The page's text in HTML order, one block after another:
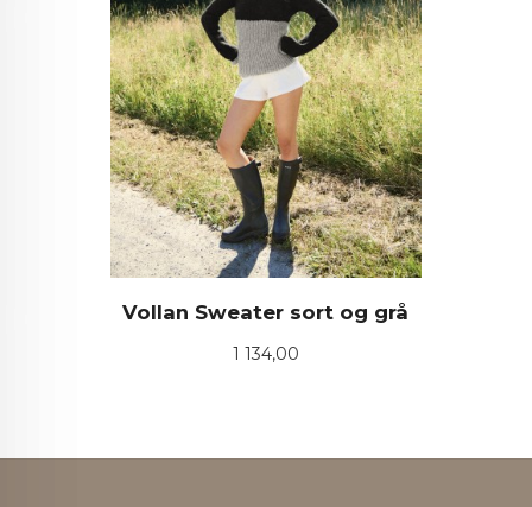
Vollan Sweater sort og grå
Pris
1 134,00